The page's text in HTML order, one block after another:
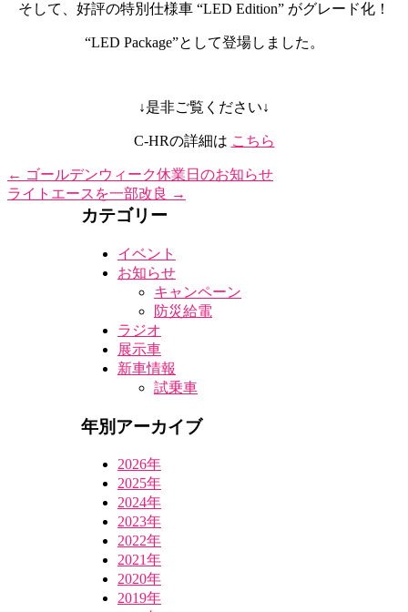
そして、好評の特別仕様車 “LED Edition” がグレード化！
“LED Package”として登場しました。
↓是非ご覧ください↓
C-HRの詳細は こちら
← ゴールデンウィーク休業日のお知らせ
ライトエースを一部改良 →
カテゴリー
イベント
お知らせ
キャンペーン
防災給電
ラジオ
展示車
新車情報
試乗車
年別アーカイブ
2026年
2025年
2024年
2023年
2022年
2021年
2020年
2019年